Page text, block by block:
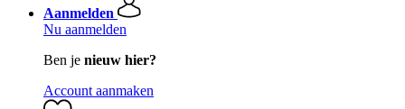
Aanmelden
Nu aanmelden
Ben je nieuw hier?
Account aanmaken